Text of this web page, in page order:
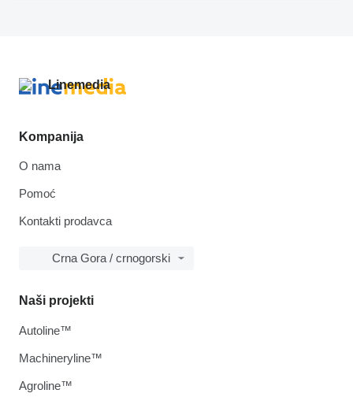
Kompanija
O nama
Pomoć
Kontakti prodavca
Crna Gora / crnogorski
Naši projekti
Autoline™
Machineryline™
Agroline™